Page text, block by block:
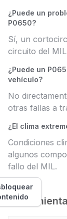
¿Puede un
P0650?
Sí, un
circuito del
¿Puede un
vehículo?
No
otras fallas a
¿El clima
Condiciones
algunos
fallo del MIL.